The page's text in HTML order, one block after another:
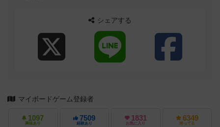
シェアする
マイボードゲーム登録者
1097
興味あり
7509
経験あり
1831
お気に入り
6349
持ってる